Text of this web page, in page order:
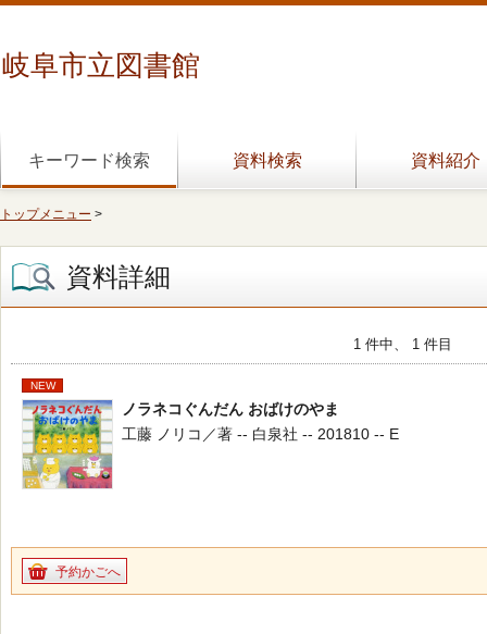
岐阜市立図書館
キーワード検索 資料検索 資料紹介
トップメニュー >
資料詳細
1 件中、 1 件目
NEW
ノラネコぐんだん おばけのやま
工藤 ノリコ／著 -- 白泉社 -- 201810 -- E
予約かごへ